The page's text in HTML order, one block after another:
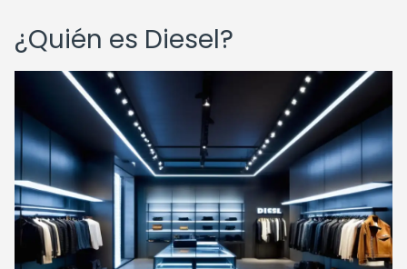
¿Quién es Diesel?